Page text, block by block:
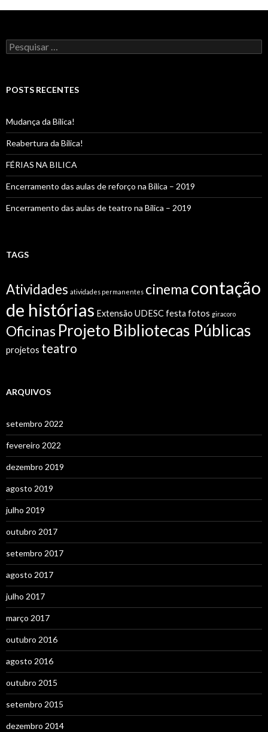
Pesquisar
por:
POSTS RECENTES
Mudança da Bilica!
Reabertura da Bilica!
FÉRIAS NA BILICA
Encerramento das aulas de reforço na Bilica – 2019
Encerramento das aulas de teatro na Bilica – 2019
TAGS
Atividades atividades permanentes cinemacontação
de histórias Extensão UDESCfesta fotos giracoro
Oficinas Projeto Bibliotecas Públicas
projetos teatro
ARQUIVOS
setembro 2022
fevereiro 2022
dezembro 2019
agosto 2019
julho 2019
outubro 2017
setembro 2017
agosto 2017
julho 2017
março 2017
outubro 2016
agosto 2016
outubro 2015
setembro 2015
dezembro 2014